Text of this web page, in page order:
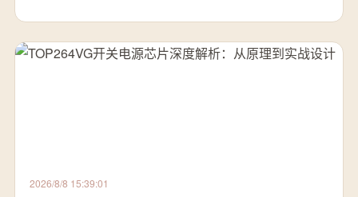
2026/8/8 15:39:01